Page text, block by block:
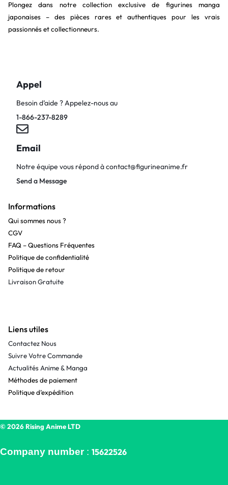
Plongez dans notre collection exclusive de figurines manga
japonaises – des pièces rares et authentiques pour les vrais
passionnés et collectionneurs.
Appel
Besoin d’aide ? Appelez-nous au
1-866-237-8289
Email
Notre équipe vous répond àcontact@figurineanime.fr
Send a Message
Informations
Qui sommes nous ?
CGV
FAQ – Questions Fréquentes
Politique de confidentialité
Politique de retour
Livraison Gratuite
Liens utiles
Contactez Nous
Suivre Votre Commande
Actualités Anime & Manga
Méthodes de paiement
Politique d’expédition
© 2026 Rising Anime LTD
Company number: 15622526